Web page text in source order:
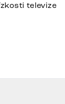
televize